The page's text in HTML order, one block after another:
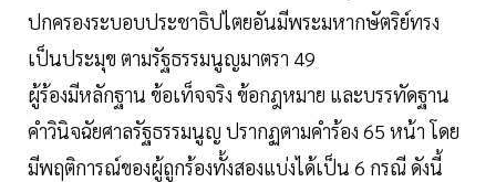
ปกครองระบอบประชาธิปไตยอันมีพระมหากษัตริย์ทรง
เป็นประมุข ตามรัฐธรรมนูญมาตรา 49
ผู้ร้องมีหลักฐาน ข้อเท็จจริง ข้อกฎหมาย และบรรทัดฐาน
คำวินิจฉัยศาลรัฐธรรมนูญ ปรากฏตามคำร้อง 65 หน้า โดย
มีพฤติการณ์ของผู้ถูกร้องทั้งสองแบ่งได้เป็น 6 กรณี ดังนี้